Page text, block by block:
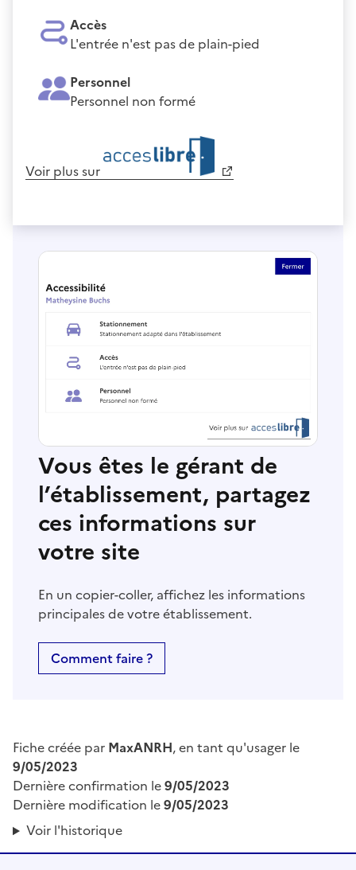
Accès
L'entrée n'est pas de plain-pied
Personnel
Personnel non formé
Voir plus sur
Vous êtes le gérant de
l’établissement, partagez
ces informations sur
votre site
En un copier-coller, affichez les informations
principales de votre établissement.
Comment faire ?
Fiche créée par MaxANRH, en tant qu'usager le
9/05/2023
Dernière confirmation le9/05/2023
Dernière modification le9/05/2023
Voir l'historique